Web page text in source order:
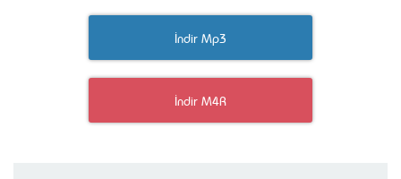
İndir Mp3
İndir M4R